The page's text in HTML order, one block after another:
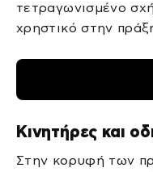
τετραγωνισμένο
χρηστικό στην
Κινητήρες και
Στην κορυφή των